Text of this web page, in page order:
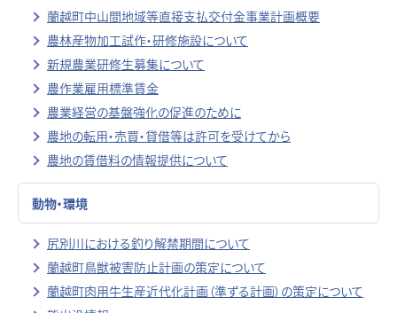
蘭越町中山間地域等直接支払交付金事業計画概要
農林産物加工試作・研修施設について
新規農業研修生募集について
農作業雇用標準賃金
農業経営の基盤強化の促進のために
農地の転用・売買・貸借等は許可を受けてから
農地の賃借料の情報提供について
動物・環境
尻別川における釣り解禁期間について
蘭越町鳥獣被害防止計画の策定について
蘭越町肉用牛生産近代化計画（準ずる計画）の策定について